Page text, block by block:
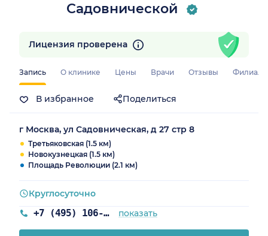
Садовнической
Запись О клинике Цены Врачи Отзывы Филиалы
В избранное Поделиться
Лицензия проверена
г Москва, ул Садовническая, д 27 стр 8
Третьяковская (1.5 км)
Новокузнецкая (1.5 км)
Площадь Революции (2.1 км)
+7 (495) 106-79-84 показать
Круглосуточно